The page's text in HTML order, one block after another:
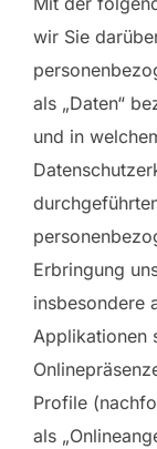
wir Sie
als „Daten“
und in
Erbringung
insbesondere
Applikationen
Profile
als